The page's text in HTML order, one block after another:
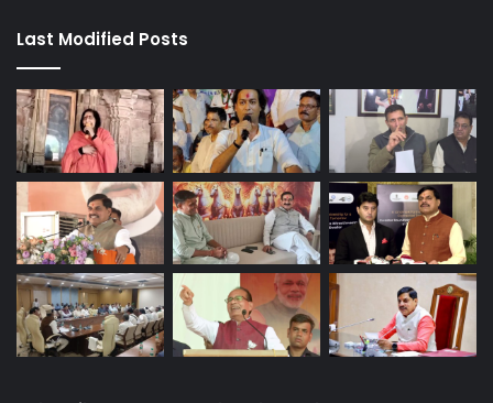
Last Modified Posts